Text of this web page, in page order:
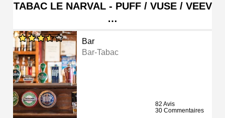
TABAC LE NARVAL - PUFF / VUSE / VEEV
…
Bar
Bar-Tabac
82 Avis
30 Commentaires